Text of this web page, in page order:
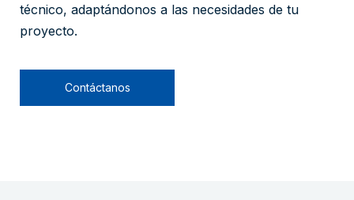
técnico, adaptándonos a las necesidades de tu
proyecto.
Contáctanos